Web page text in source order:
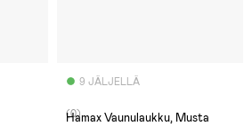
9 JÄLJELLÄ
(0)
Hamax Vaunulaukku, Musta